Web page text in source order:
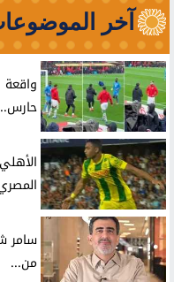
آخر
سامر
من...